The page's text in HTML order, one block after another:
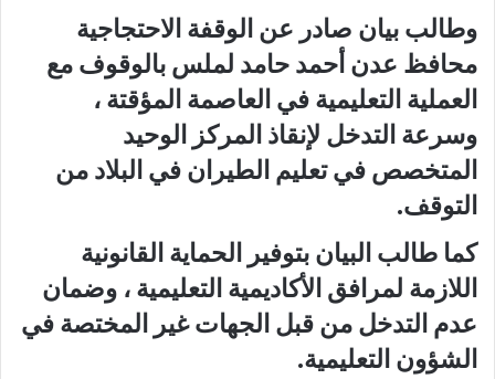
وطالب بيان صادر عن الوقفة الاحتجاجية
محافظ عدن أحمد حامد لملس بالوقوف مع
العملية التعليمية في العاصمة المؤقتة ،
وسرعة التدخل لإنقاذ المركز الوحيد
المتخصص في تعليم الطيران في البلاد من
التوقف.
كما طالب البيان بتوفير الحماية القانونية
اللازمة لمرافق الأكاديمية التعليمية ، وضمان
عدم التدخل من قبل الجهات غير المختصة في
الشؤون التعليمية.